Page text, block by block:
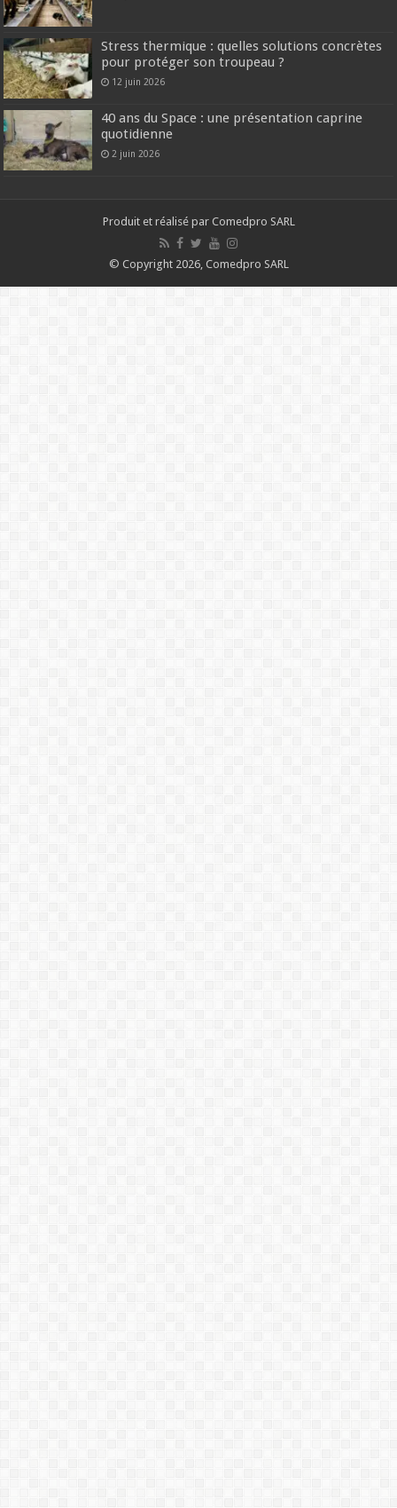
Stress thermique : quelles solutions concrètes
pour protéger son troupeau ?
12 juin 2026
40 ans du Space : une présentation caprine
quotidienne
2 juin 2026
Produit et réalisé par Comedpro SARL
© Copyright 2026, Comedpro SARL